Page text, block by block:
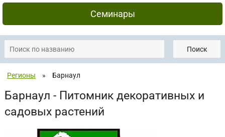
Семинары
Поиск
Регионы » Барнаул
Барнаул - Питомник декоративных и
садовых растений